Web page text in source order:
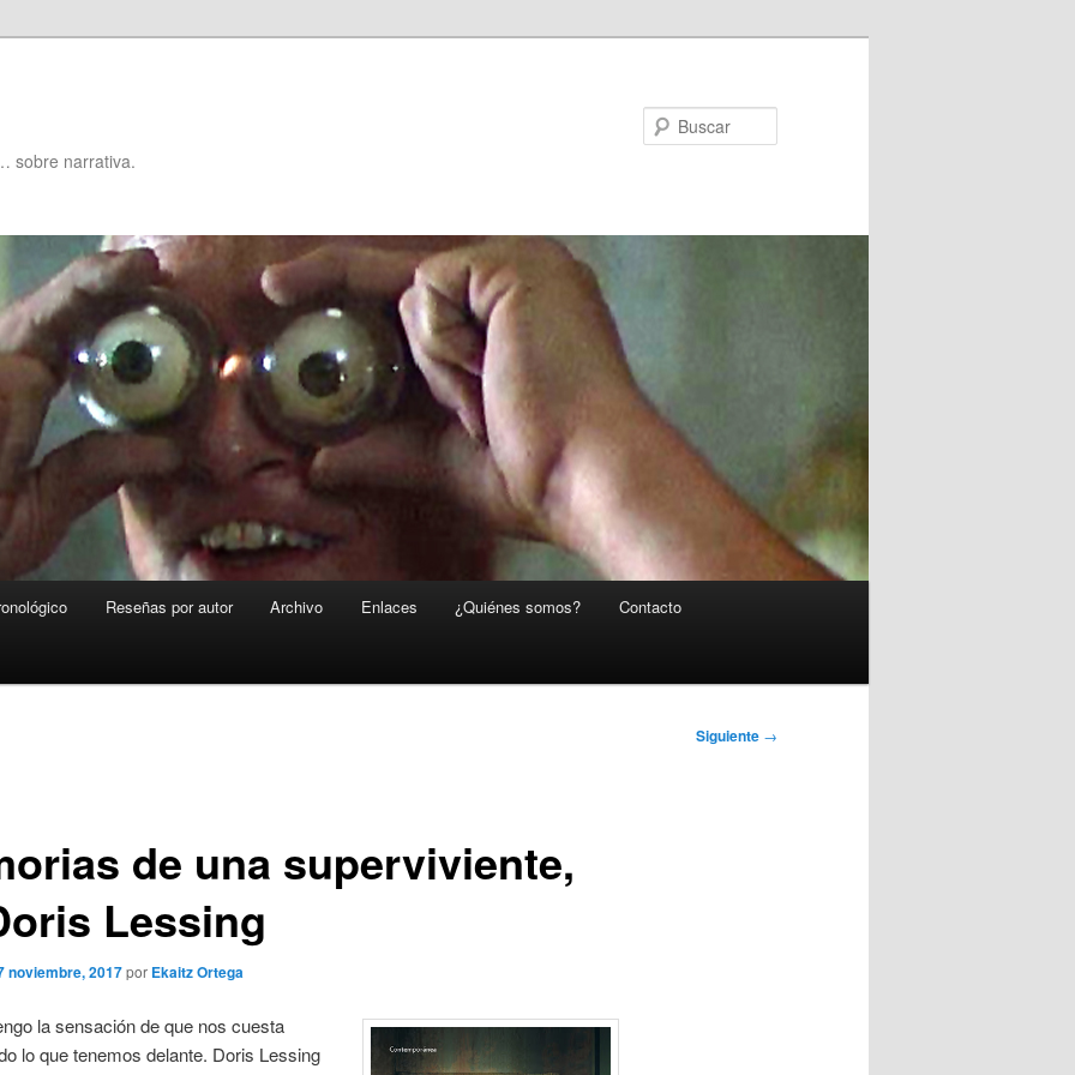
sobre narrativa.
Reseñas por autor Archivo Enlaces ¿Quiénes somos? Contacto
Siguiente →
de una superviviente,
Lessing
noviembre, 2017por Ekaitz Ortega
la sensación de que nos cuesta
lo que tenemos delante. Doris Lessing